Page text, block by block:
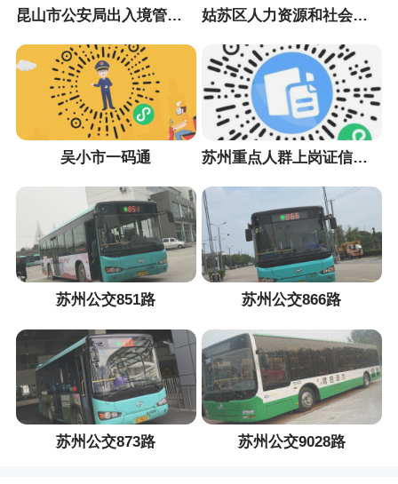
昆山市公安局出入境管理大队 姑苏区人力资源和社会保障局
吴小市一码通 苏州重点人群上岗证信息采集小程序
苏州公交851路 苏州公交866路
苏州公交873路 苏州公交9028路